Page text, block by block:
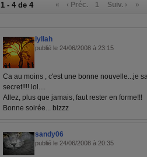
1 - 4 de 4 « ‹ Préc. 1 Suiv. › »
lyllah
publié le 24/06/2008 à 23:15
Ca au moins , c'est une bonne nouvelle...je
secret!!!! lol....
Allez, plus que jamais, faut rester en forme!!!
Bonne soirée... bizzz
sandy06
publié le 24/06/2008 à 20:35